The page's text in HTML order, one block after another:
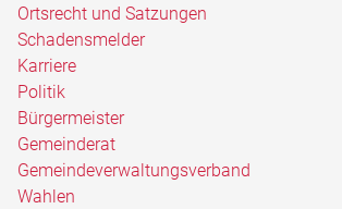
Ortsrecht und Satzungen
Schadensmelder
Karriere
Politik
Bürgermeister
Gemeinderat
Gemeindeverwaltungsverband
Wahlen